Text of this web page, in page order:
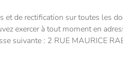
de rectification sur toutes les
exercer à tout moment en
suivante : 2 RUE MAURICE